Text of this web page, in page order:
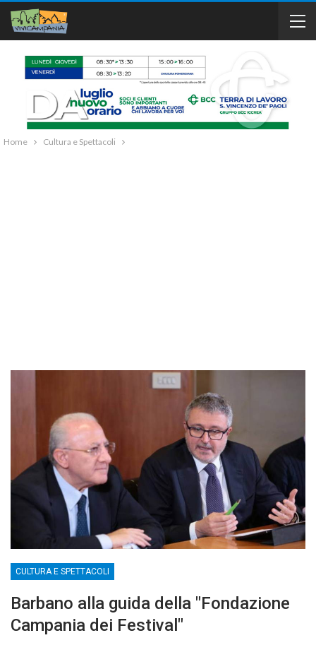
Home Cultura e Spettacoli
CULTURA E SPETTACOLI
Barbano alla guida della "Fondazione
Campania dei Festival"